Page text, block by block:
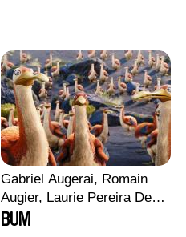
Gabriel Augerai, Romain
Augier, Laurie Pereira De
Figueiredo, Charles Di
BUM